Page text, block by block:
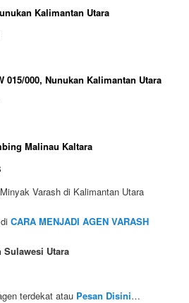
Kalimantan Utara
015/000, Nunukan Kalimantan Utara
Malinau Kaltara
Varash di Kalimantan Utara
diCARA MENJADI AGEN VARASH
Sulawesi Utara
terdekat atau Pesan Disini…